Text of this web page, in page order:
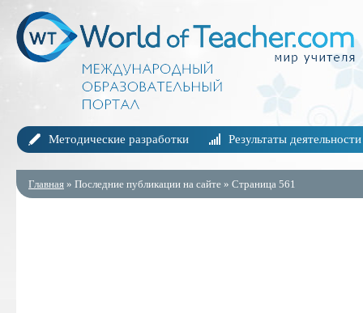
Методические разработки Результаты деятельности
Главная » Последние публикации на сайте » Страница 561